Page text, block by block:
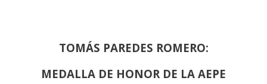
TOMÁS PAREDES ROMERO:
MEDALLA DE HONOR DE LA AEPE